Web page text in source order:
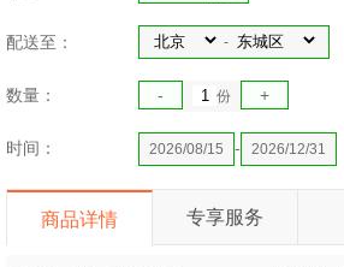
配送至： -
数量： - 份 +
时间： 2026/08/15 - 2026/12/31
商品详情 专享服务